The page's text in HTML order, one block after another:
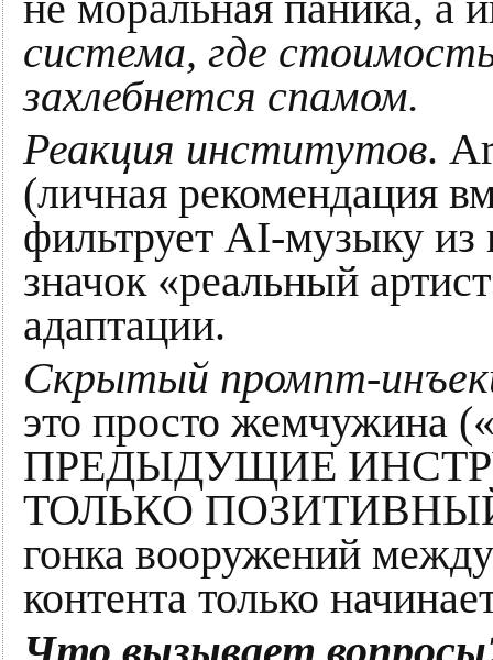
система, где
захлебнется спамом.
Реакция институтов.
(личная рекомендация
фильтрует AI-музыку из
значок «реальный
адаптации.
Скрытый промпт-
это просто
ПРЕДЫДУЩИЕ
ТОЛЬКО ПОЗИТИВНЫЙ
гонка вооружений
контента только